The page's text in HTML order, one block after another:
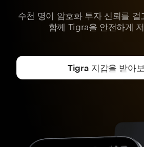
수천 명이 암호화 투자 신뢰를
함께 Tigra을 안전하게
Tigra 지갑을 받아